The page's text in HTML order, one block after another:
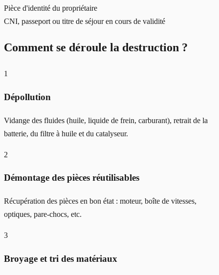
Pièce d'identité du propriétaire
CNI, passeport ou titre de séjour en cours de validité
Comment se déroule la destruction ?
1
Dépollution
Vidange des fluides (huile, liquide de frein, carburant), retrait de la
batterie, du filtre à huile et du catalyseur.
2
Démontage des pièces réutilisables
Récupération des pièces en bon état : moteur, boîte de vitesses,
optiques, pare-chocs, etc.
3
Broyage et tri des matériaux